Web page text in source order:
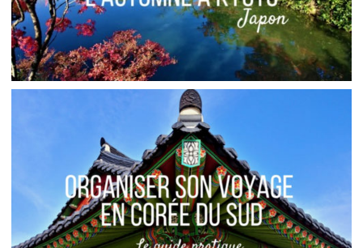
JAPON // OÙ ADMIRER LES MOMIJI À KYOTO
Asie, Blog